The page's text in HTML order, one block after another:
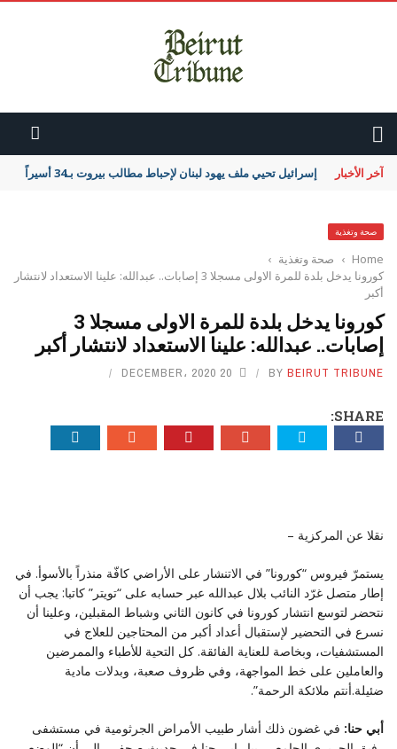
آخر الأخبار إسرائيل تحيي ملف يهود لبنان لإحباط مطالب بيروت بـ34 أسيراً
صحة وتغذية
Home
› صحة وتغذية ›
كورونا يدخل بلدة للمرة الاولى مسجلا 3 إصابات.. عبدالله: علينا الاستعداد لانتشار
أكبر
كورونا يدخل بلدة للمرة الاولى مسجلا 3
إصابات.. عبدالله: علينا الاستعداد لانتشار أكبر
BY BEIRUT TRIBUNE 20 DECEMBER، 2020
SHARE:
نقلا عن المركزية –
يستمرّ فيروس “كورونا” في الاتنشار على الأراضي كافّة منذراً بالأسوأ. في
إطار متصل غرّد النائب بلال عبدالله عبر حسابه على “تويتر” كاتبا: يجب أن
نتحضر لتوسع انتشار كورونا في كانون الثاني وشباط المقبلين، وعلينا أن
نسرع في التحضير لإستقبال أعداد أكبر من المحتاجين للعلاج في
المستشفيات، وبخاصة للعناية الفائقة. كل التحية للأطباء والممرضين
والعاملين على خط المواجهة، وفي ظروف صعبة، وبدلات مادية
ضئيلة.أنتم ملائكة الرحمة”.
أبي حنا: في غضون ذلك أشار طبيب الأمراض الجرثومية في مستشفى